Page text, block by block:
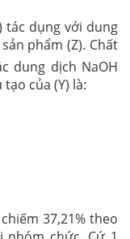
tác dụng với dung
phẩm (Z). Chất
dung dịch NaOH
của (Y) là:
37,21% theo